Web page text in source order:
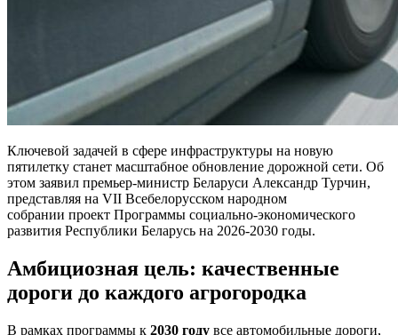
Ключевой задачей в сфере инфраструктуры на новую
пятилетку станет масштабное обновление дорожной сети. Об
этом заявил премьер-министр Беларуси Александр Турчин,
представляя на VII Всебелорусском народном
собрании проект Программы социально-экономического
развития Республики Беларусь на 2026-2030 годы.
Амбициозная цель: качественные
дороги до каждого агрогородка
В рамках программы к 2030 году все автомобильные дороги,